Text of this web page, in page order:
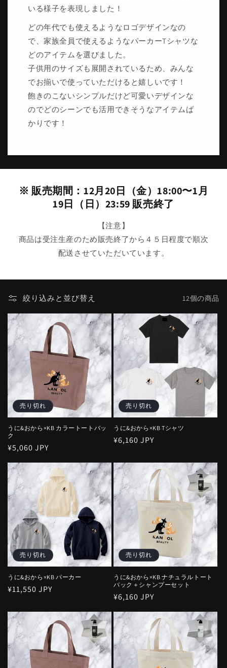
いる様子を表現しました！
どの年代でも使えるようなロゴデザインなの
で、家族全員で使えるようなパーカーTシャツな
どのアイテムを選びました。
子供用のサイズも展開されているため、みんな
でお揃いで使っていただけると嬉しいです！
飽きのこないシンプルだけど可愛いデザインな
のでどのシーンでも活用できそうなアイテムば
かりです！
※ 販売期間：12月20日（金）18:00〜1月
19日（日）23:59 販売終了
【注意】
商品は受注生産のため販売終了から４５日程度で順次
配送させていただいています。
絞り込みと並び替え 12個の商品
売り切れ
うに&おから×KB カラートートバッ
ク
通
価
格
¥5,060 JPY
売り切れ
うに&おから×KB Tシャツ
通
価
格
¥6,160 JPY
売り切れ
うに&おから×KB パーカー
通
価
格
¥11,550 JPY
売り切れ
うに&おから×KB ナチュラルトート
バック＋シャンプーセット
通
価
格
¥6,160 JPY